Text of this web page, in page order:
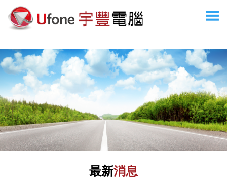
最新消息